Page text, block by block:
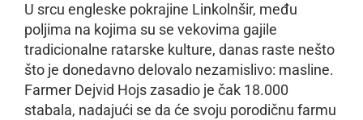
U srcu engleske pokrajine Linkolnšir, među
poljima na kojima su se vekovima gajile
tradicionalne ratarske kulture, danas raste nešto
što je donedavno delovalo nezamislivo: masline.
Farmer Dejvid Hojs zasadio je čak 18.000
stabala, nadajući se da će svoju porodičnu farmu